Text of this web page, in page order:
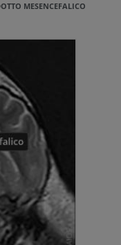
MESENCEFALICO